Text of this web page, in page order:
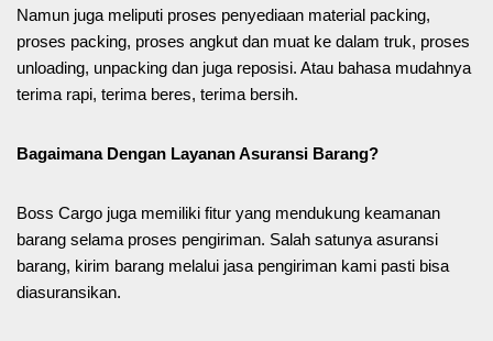
Namun juga meliputi proses penyediaan material packing,
proses packing, proses angkut dan muat ke dalam truk, proses
unloading, unpacking dan juga reposisi. Atau bahasa mudahnya
terima rapi, terima beres, terima bersih.
Bagaimana Dengan Layanan Asuransi Barang?
Boss Cargo juga memiliki fitur yang mendukung keamanan
barang selama proses pengiriman. Salah satunya asuransi
barang, kirim barang melalui jasa pengiriman kami pasti bisa
diasuransikan.